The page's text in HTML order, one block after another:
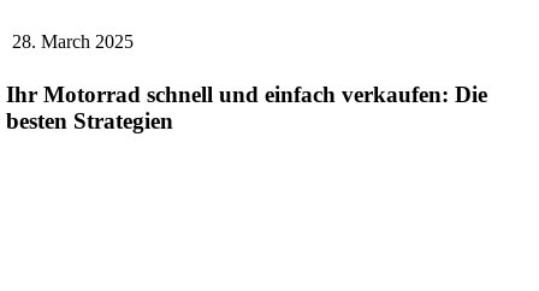
28. March 2025
Ihr Motorrad schnell und einfach verkaufen: Die
besten Strategien